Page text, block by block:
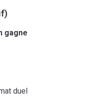
gagne
duel